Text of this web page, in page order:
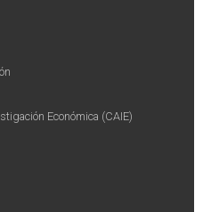
Económica (CAIE)